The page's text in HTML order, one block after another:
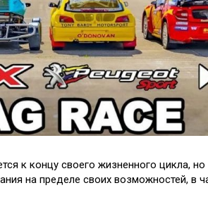
к концу своего жизненного цикла, но
на пределе своих возможностей, в